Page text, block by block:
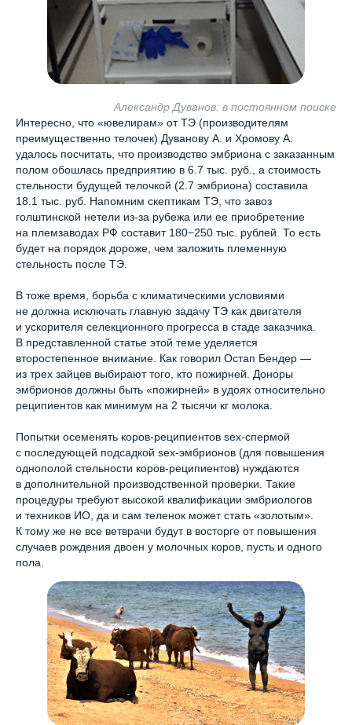
Александр Дуванов: в постоянном поиске
Интересно, что «ювелирам» от ТЭ (производителям
преимущественно телочек) Дуванову А. и Хромову А.
удалось посчитать, что производство эмбриона с заказанным
полом обошлась предприятию в 6.7 тыс. руб., а стоимость
стельности будущей телочкой (2.7 эмбриона) составила
18.1 тыс. руб. Напомним скептикам ТЭ, что завоз
голштинской нетели из-за рубежа или ее приобретение
на племзаводах РФ составит 180−250 тыс. рублей. То есть
будет на порядок дороже, чем заложить племенную
стельность после ТЭ.
В тоже время, борьба с климатическими условиями
не должна исключать главную задачу ТЭ как двигателя
и ускорителя селекционного прогресса в стаде заказчика.
В представленной статье этой теме уделяется
второстепенное внимание. Как говорил Остап Бендер —
из трех зайцев выбирают того, кто пожирней. Доноры
эмбрионов должны быть «пожирней» в удоях относительно
реципиентов как минимум на 2 тысячи кг молока.
Попытки осеменять коров-реципиентов sex-спермой
с последующей подсадкой sex-эмбрионов (для повышения
однополой стельности коров-реципиентов) нуждаются
в дополнительной производственной проверки. Такие
процедуры требуют высокой квалификации эмбриологов
и техников ИО, да и сам теленок может стать «золотым».
К тому же не все ветврачи будут в восторге от повышения
случаев рождения двоен у молочных коров, пусть и одного
пола.
© 2020 Чебомилк
Обработка персональных данных
Политика использования cookie
Пользовательское соглашение